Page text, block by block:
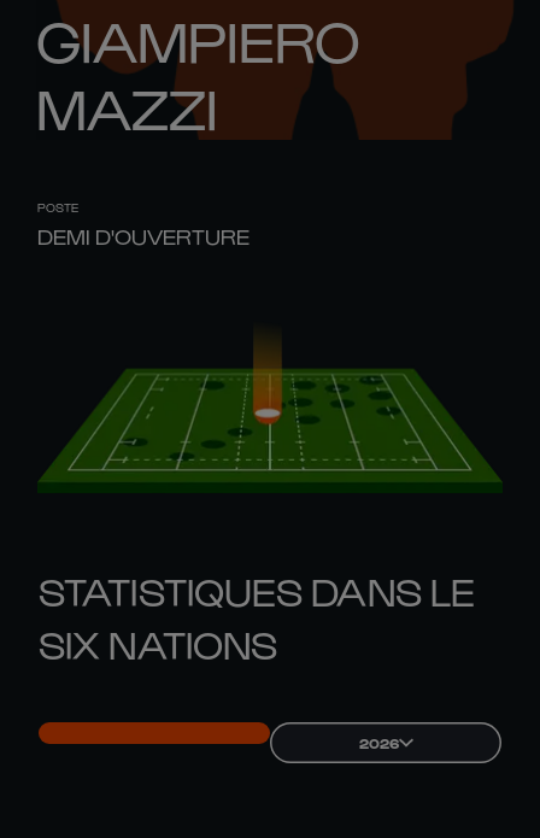
GIAMPIERO
MAZZI
POSTE
DEMI D'OUVERTURE
STATISTIQUES DANS LE
SIX NATIONS
2026